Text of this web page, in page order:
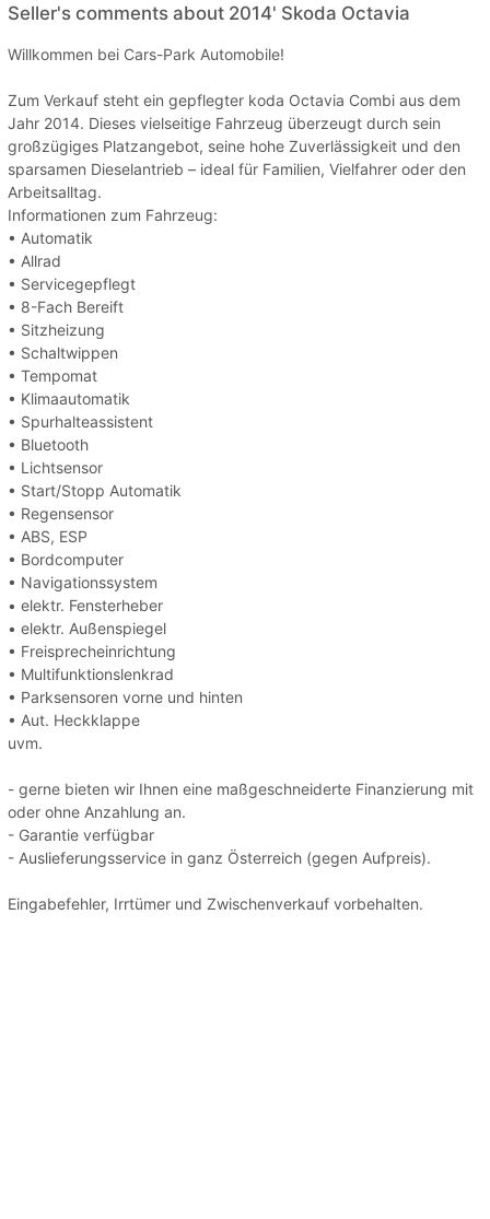
Seller's comments about 2014' Skoda Octavia
Willkommen bei Cars-Park Automobile!
Zum Verkauf steht ein gepflegter koda Octavia Combi aus dem
Jahr 2014. Dieses vielseitige Fahrzeug überzeugt durch sein
großzügiges Platzangebot, seine hohe Zuverlässigkeit und den
sparsamen Dieselantrieb – ideal für Familien, Vielfahrer oder den
Arbeitsalltag.
Informationen zum Fahrzeug:
• Automatik
• Allrad
• Servicegepflegt
• 8-Fach Bereift
• Sitzheizung
• Schaltwippen
• Tempomat
• Klimaautomatik
• Spurhalteassistent
• Bluetooth
• Lichtsensor
• Start/Stopp Automatik
• Regensensor
• ABS, ESP
• Bordcomputer
• Navigationssystem
• elektr. Fensterheber
• elektr. Außenspiegel
• Freisprecheinrichtung
• Multifunktionslenkrad
• Parksensoren vorne und hinten
• Aut. Heckklappe
uvm.
- gerne bieten wir Ihnen eine maßgeschneiderte Finanzierung mit
oder ohne Anzahlung an.
- Garantie verfügbar
- Auslieferungsservice in ganz Österreich (gegen Aufpreis).
Eingabefehler, Irrtümer und Zwischenverkauf vorbehalten.